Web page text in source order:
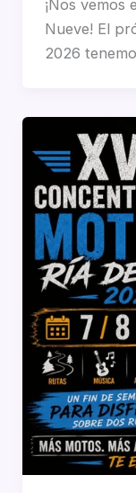
¡Nos vemos
Nueve! El
2026